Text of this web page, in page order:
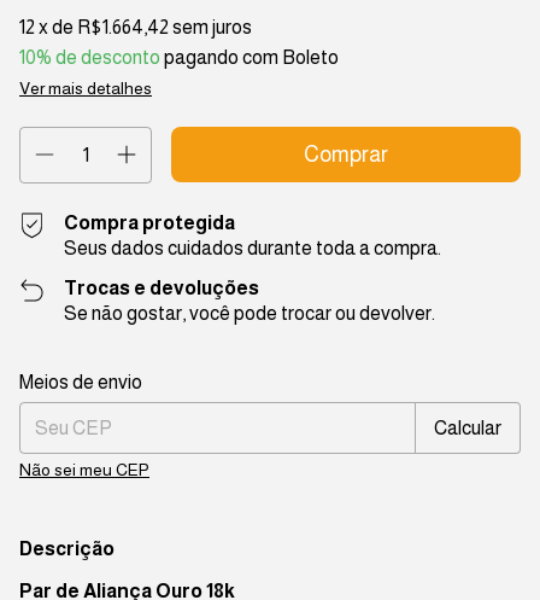
12 x de R$1.664,42 sem juros
10% de desconto pagando com Boleto
Ver mais detalhes
Compra protegida
Seus dados cuidados durante toda a compra.
Trocas e devoluções
Se não gostar, você pode trocar ou devolver.
Entregas para o CEP:
Meios de envio
Calcular
Não sei meu CEP
Descrição
Par de Aliança Ouro 18k